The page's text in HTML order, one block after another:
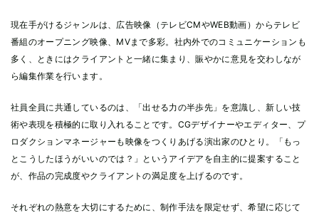
現在手がけるジャンルは、広告映像（テレビCMやWEB動画）からテレビ
番組のオープニング映像、MVまで多彩。社内外でのコミュニケーションも
多く、ときにはクライアントと一緒に集まり、賑やかに意見を交わしなが
ら編集作業を行います。
社員全員に共通しているのは、「出せる力の半歩先」を意識し、新しい技
術や表現を積極的に取り入れることです。CGデザイナーやエディター、プ
ロダクションマネージャーも映像をつくりあげる演出家のひとり。「もっ
とこうしたほうがいいのでは？」というアイデアを自主的に提案すること
が、作品の完成度やクライアントの満足度を上げるのです。
それぞれの熱意を大切にするために、制作手法を限定せず、希望に応じて